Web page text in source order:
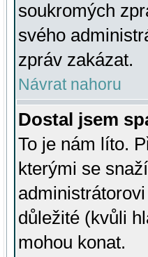
soukromých
svého
zpráv zakázat.
Návrat nahoru
Dostal jsem
To je nám líto.
kterými se
důležité (kvůli
mohou konat.